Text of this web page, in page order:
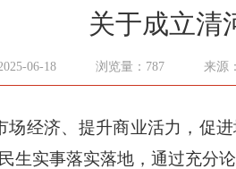
关于成立清
06-18 浏览量：787 来源
经济、 提升商业活力 ，促
生实事落实落地， 通过充分